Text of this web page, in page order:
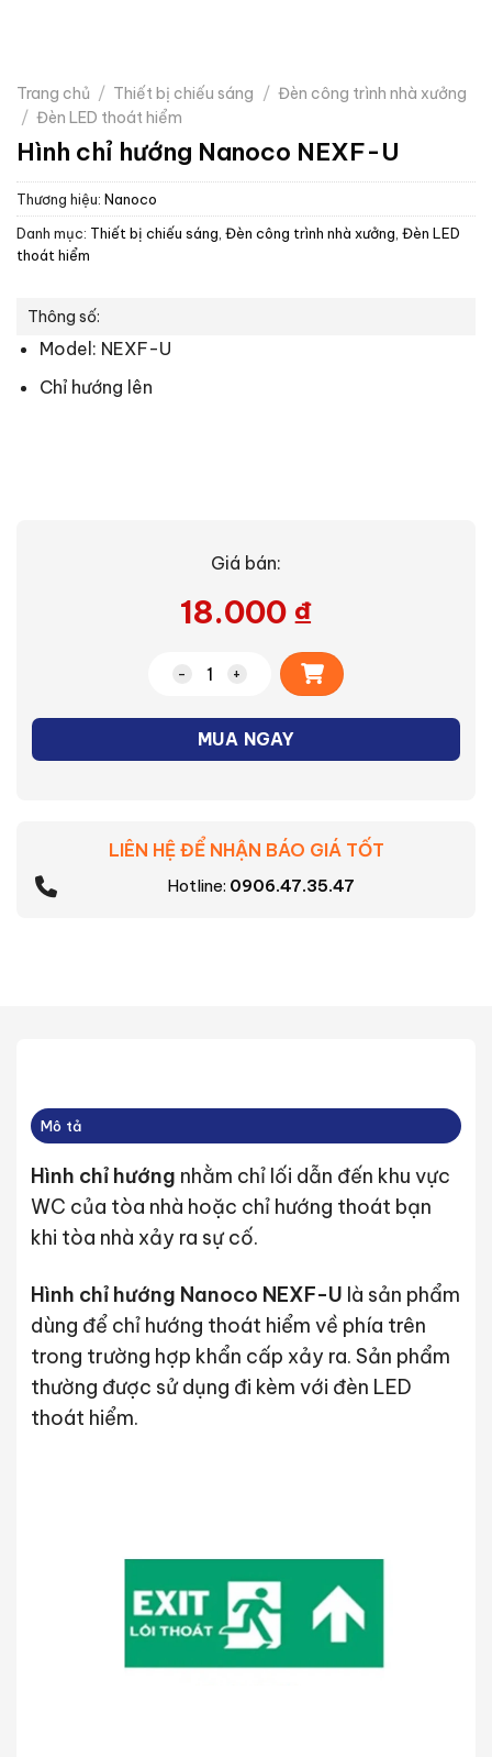
Trang chủ / Thiết bị chiếu sáng / Đèn công trình nhà xưởng
/ Đèn LED thoát hiểm
Hình chỉ hướng Nanoco NEXF-U
Thương hiệu: Nanoco
Danh mục: Thiết bị chiếu sáng Đèn công trình nhà xưởng Đèn LED
thoát hiểm
Thông số:
Model: NEXF-U
Chỉ hướng lên
Giá bán:
18.000 ₫
Hình chỉ hướng Nanoco NEXF-U số lượng
MUA NGAY
Alternative:
LIÊN HỆ ĐỂ NHẬN BÁO GIÁ TỐT
Hotline: 0906.47.35.47
Mô tả
Hình chỉ hướng nhằm chỉ lối dẫn đến khu vực
WC của tòa nhà hoặc chỉ hướng thoát bạn
khi tòa nhà xảy ra sự cố.
Hình chỉ hướng Nanoco NEXF-U là sản phẩm
dùng để chỉ hướng thoát hiểm về phía trên
trong trường hợp khẩn cấp xảy ra. Sản phẩm
thường được sử dụng đi kèm với đèn LED
thoát hiểm.